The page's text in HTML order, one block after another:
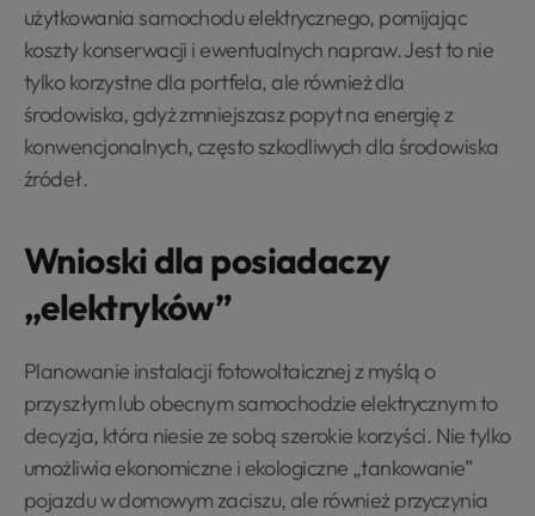
użytkowania samochodu elektrycznego, pomijając
koszty konserwacji i ewentualnych napraw. Jest to nie
tylko korzystne dla portfela, ale również dla
środowiska, gdyż zmniejszasz popyt na energię z
konwencjonalnych, często szkodliwych dla środowiska
źródeł.
Wnioski dla posiadaczy
„elektryków”
Planowanie instalacji fotowoltaicznej z myślą o
przyszłym lub obecnym samochodzie elektrycznym to
decyzja, która niesie ze sobą szerokie korzyści. Nie tylko
umożliwia ekonomiczne i ekologiczne „tankowanie”
pojazdu w domowym zaciszu, ale również przyczynia